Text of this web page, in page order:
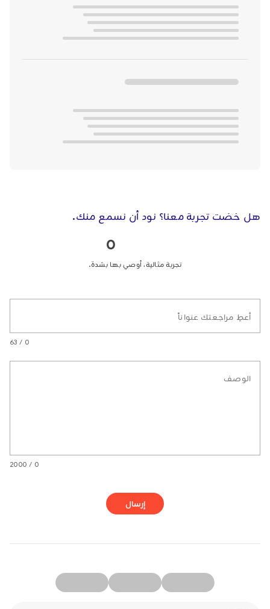
هل خضت تجربة معنا؟ نود أن نسمع منك.
0
تجربة مثالية، أوصي بها بشدة.
أعطِ مراجعتك عنواناً
0 / 63
الوصف
0 / 2000
إرسال